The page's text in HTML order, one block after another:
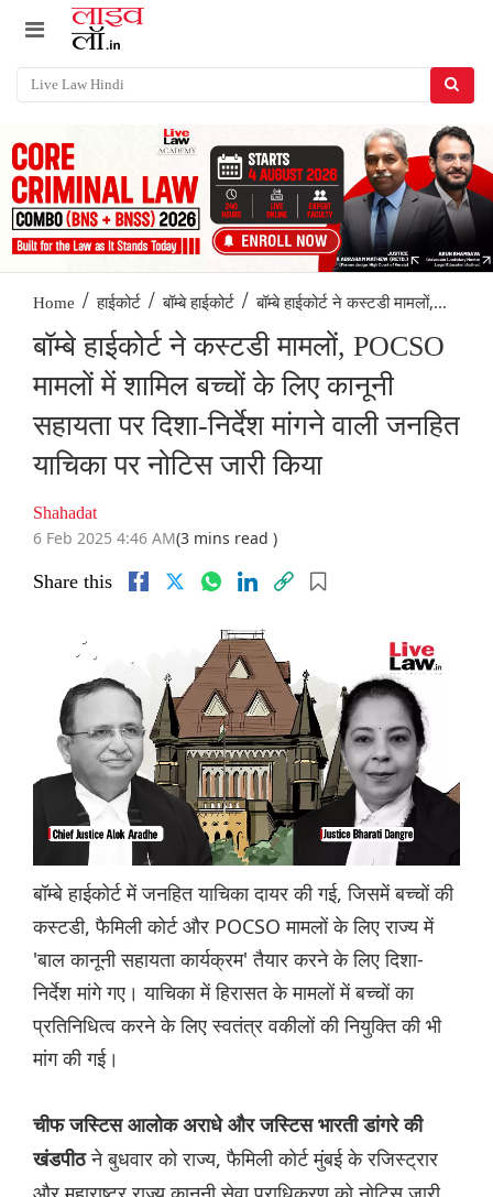
Home / हाईकोर्ट / बॉम्बे हाईकोर्ट / बॉम्बे हाईकोर्ट ने कस्टडी मामलों,...
बॉम्बे हाईकोर्ट ने कस्टडी मामलों, POCSO
मामलों में शामिल बच्चों के लिए कानूनी
सहायता पर दिशा-निर्देश मांगने वाली जनहित
याचिका पर नोटिस जारी किया
Shahadat
6 Feb 2025 4:46 AM(3 mins read )
Share this
बॉम्बे हाईकोर्ट में जनहित याचिका दायर की गई, जिसमें बच्चों की
कस्टडी, फैमिली कोर्ट और POCSO मामलों के लिए राज्य में
'बाल कानूनी सहायता कार्यक्रम' तैयार करने के लिए दिशा-
निर्देश मांगे गए। याचिका में हिरासत के मामलों में बच्चों का
प्रतिनिधित्व करने के लिए स्वतंत्र वकीलों की नियुक्ति की भी
मांग की गई।
चीफ जस्टिस आलोक अराधे और जस्टिस भारती डांगरे की
खंडपीठने बुधवार को राज्य, फैमिली कोर्ट मुंबई के रजिस्ट्रार